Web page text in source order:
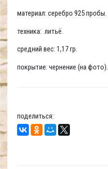
материал: серебро 925 пробы.
техника: литьё.
средний вес: 1,17 гр.
покрытие: чернение (на фото).
поделиться: